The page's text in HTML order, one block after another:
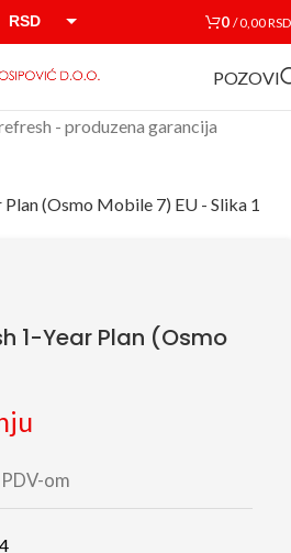
RSD 0 /0,00RSD
POZOVI
- produzena garancija
1-Year Plan (Osmo
om